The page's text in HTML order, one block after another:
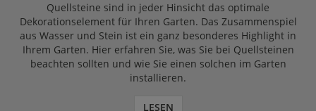
Quellsteine sind in jeder Hinsicht das optimale
Dekorationselement für Ihren Garten. Das Zusammenspiel
aus Wasser und Stein ist ein ganz besonderes Highlight in
Ihrem Garten. Hier erfahren Sie, was Sie bei Quellsteinen
beachten sollten und wie Sie einen solchen im Garten
installieren.
LESEN